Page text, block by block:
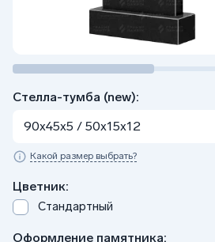
Стелла-тумба (new):
90x45x5 / 50x15x12
Какой размер выбрать?
Цветник:
Стандартный
Оформление памятника: